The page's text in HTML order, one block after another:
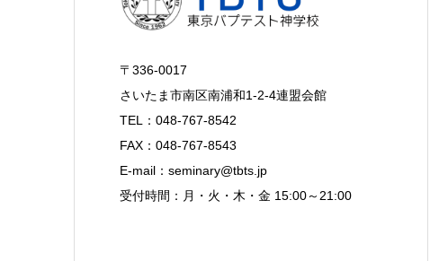
〒336-0017
さいたま市南区南浦和1-2-4連盟会館
TEL：048-767-8542
FAX：048-767-8543
E-mail：seminary@tbts.jp
受付時間：月・火・木・金 15:00～21:00